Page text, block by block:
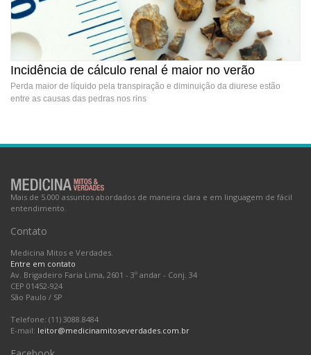
Incidência de cálculo renal é maior no verão
Perda maior de líquido pela transpiração e diminuição da diurese estão
entre as causas das pedras nos rins
Mais de 5.000 assuntos abordados de maneira clara e em linguagem de fácil
entendimento.
Contato
Medicina Mitos e Verdades.
Entre em contato
Av. Brigadeiro Faria Lima, 2601 - 3º andar - Conj. 34
CEP 01452-924
São Paulo / SP
Telefone: (11) 3088.8484
E-mail: leitor@medicinamitoseverdades.com.br